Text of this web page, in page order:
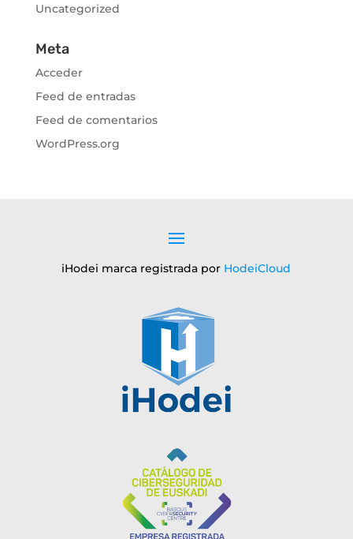
Uncategorized
Meta
Acceder
Feed de entradas
Feed de comentarios
WordPress.org
iHodei marca registrada por HodeiCloud